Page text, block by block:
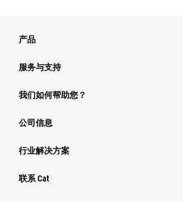
产品
服务与支持
我们如何帮助您？
公司信息
行业解决方案
行业
联系 Cat